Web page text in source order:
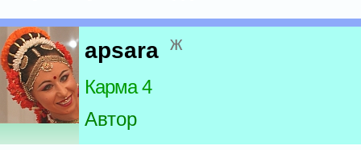
apsara ж
Карма 4
Автор